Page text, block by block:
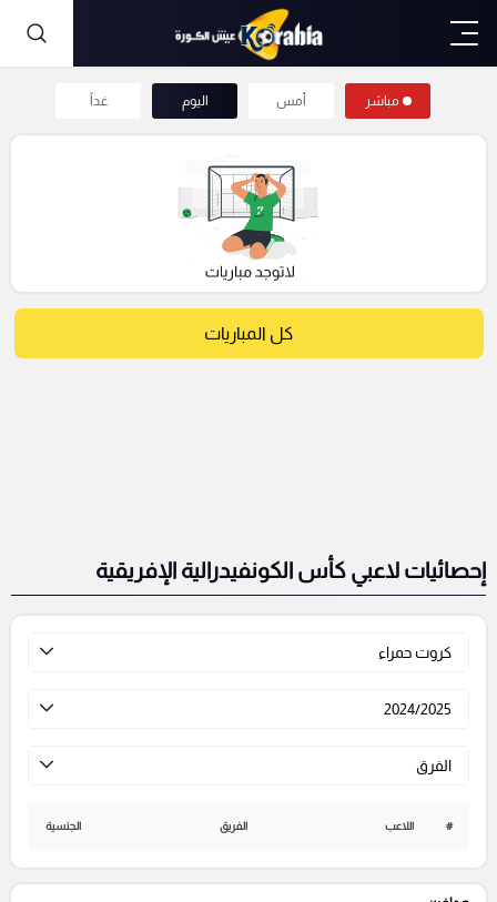
مباشر أمس اليوم غداً
كل المباريات
إحصائيات لاعبي كأس الكونفيدرالية الإفريقية
كروت حمراء
2024/2025
الفرق
# اللاعب الفريق الجنسية